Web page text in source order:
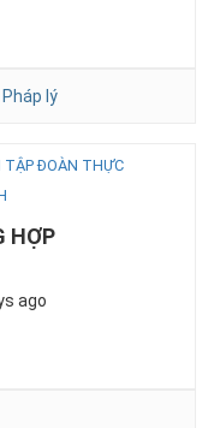
Pháp lý
TẬP ĐOÀN THỰC
HỢP
ago